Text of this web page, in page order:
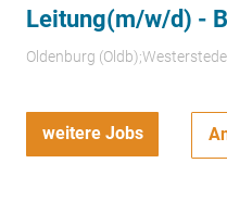
Leitung(m/w/d) -
Oldenburg
weitere Jobs